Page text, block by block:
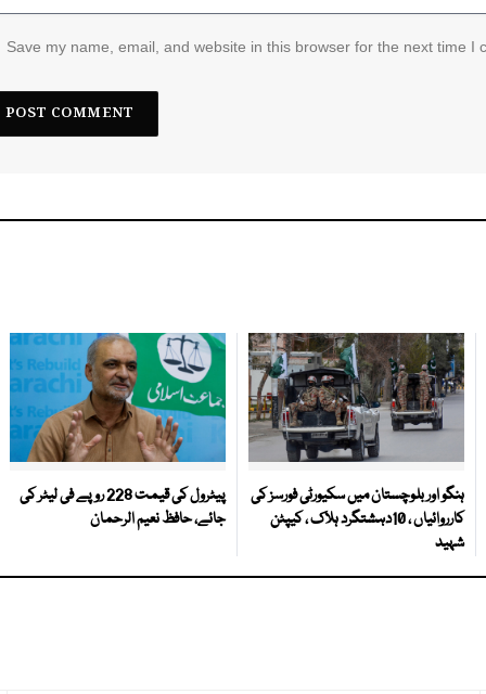
Save my name, email, and website in this browser for the next time I
ہنگو اور بلوچستان میں سکیورٹی فورسز کی
کارروائیاں ، 10دہشتگرد ہلاک ، کیپٹن
شہید
پیٹرول کی قیمت 228 روپے فی لیٹر کی
جائے، حافظ نعیم الرحمان